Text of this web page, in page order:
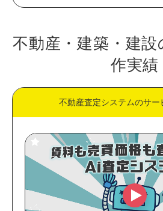
不動産・建築・建
作実績
不動産査定システムのサー